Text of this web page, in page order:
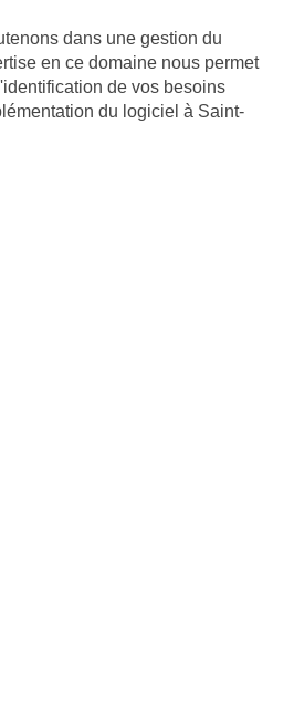
dans une gestion du
en ce domaine nous permet
de vos besoins
du logiciel à Saint-